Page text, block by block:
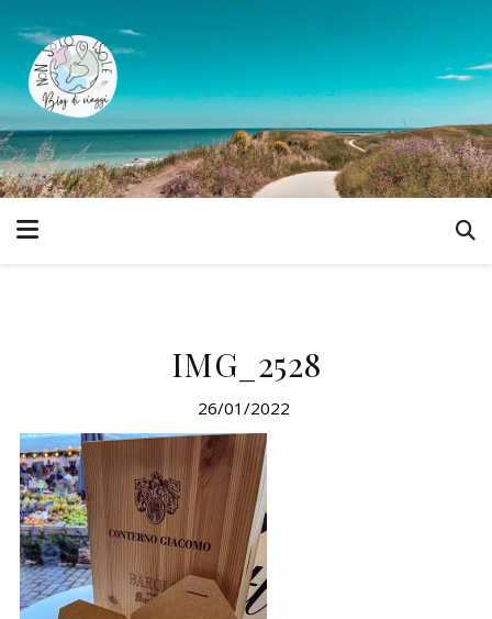
IMG_2528
26/01/2022